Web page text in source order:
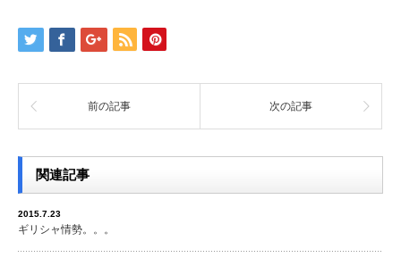
前の記事 次の記事
関連記事
2015.7.23
ギリシャ情勢。。。